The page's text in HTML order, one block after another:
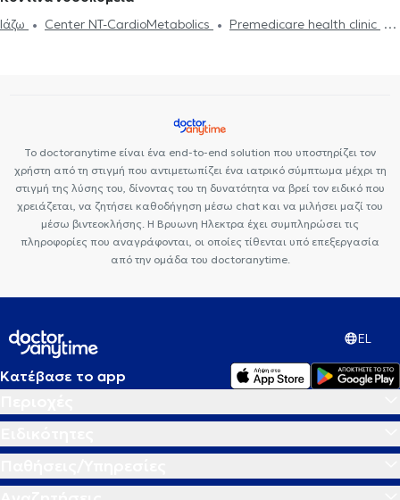
Ιάζω
Center NT-CardioMetabolics
Premedicare health clinic
Το doctoranytime είναι ένα end-to-end solution που υποστηρίζει τον
χρήστη από τη στιγμή που αντιμετωπίζει ένα ιατρικό σύμπτωμα μέχρι τη
στιγμή της λύσης του, δίνοντας του τη δυνατότητα να βρεί τον ειδικό που
χρειάζεται, να ζητήσει καθοδήγηση μέσω chat και να μιλήσει μαζί του
μέσω βιντεοκλήσης. Η Βρυωνη Ηλεκτρα έχει συμπληρώσει τις
πληροφορίες που αναγράφονται, οι οποίες τίθενται υπό επεξεργασία
από την ομάδα του doctoranytime.
EL
Κατέβασε το app